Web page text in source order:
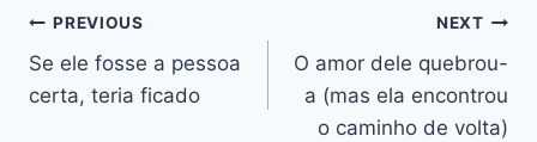
Navegação
de
PREVIOUS
Se ele fosse a pessoa
certa, teria ficado
NEXT
O amor dele quebrou-
a (mas ela encontrou
o caminho de volta)